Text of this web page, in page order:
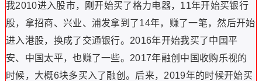
我2010进入股市，刚开始买了格力电器，11年开始买银行
股，拿招商、兴业、浦发拿到了14年，赚了一笔，然后开始
进入港股，换成了交通银行。2016年开始我买了中国平
安、中国太平，也赚了一些。2017年融创中国收购乐视的
时候，大概6块多买入了融创。后来，2019年的时候开始买